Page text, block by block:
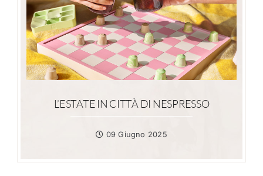
L’ESTATE IN CITTÀ DI NESPRESSO
09 Giugno 2025